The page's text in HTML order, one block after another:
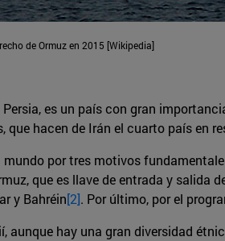
de Ormuz en 2015 [Wikipedia]
es un país con gran
hacen de Irán el cuarto país en
por tres motivos
que es llave de entrada y
y Bahréin[2]. Por último, por el
hay una gran diversidad